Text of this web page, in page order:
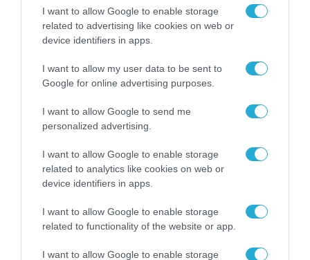
I want to allow Google to enable storage
related to advertising like cookies on web or
device identifiers in apps.
I want to allow my user data to be sent to
Google for online advertising purposes.
I want to allow Google to send me
personalized advertising.
I want to allow Google to enable storage
related to analytics like cookies on web or
device identifiers in apps.
I want to allow Google to enable storage
related to functionality of the website or app.
I want to allow Google to enable storage
Το χρηματοδοτούμενο
από την ΕΕ έργο “The
Gaming Police”
των παιδιών στο
διαδίκτυο
για τα πρόστιμα σε
παραβάσεις που
αφορούν τους ΦΗΜ
Σ. Καλαφάτης: «Η
Τεχνητή Νοημοσύνη
νέα τεχνολογία, είναι
μια νέα βιομηχανική
Νέος οδηγός του ΕΚΤ